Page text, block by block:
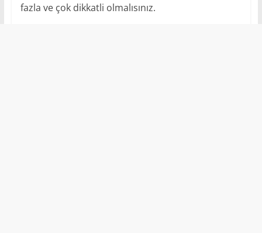
fazla ve çok dikkatli olmalısınız.